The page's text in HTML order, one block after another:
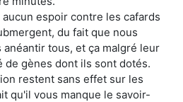
espoir contre les cafards
du fait que nous
tous, et ça malgré leur
de gènes dont ils sont dotés.
restent sans effet sur les
qu'il vous manque le savoir-